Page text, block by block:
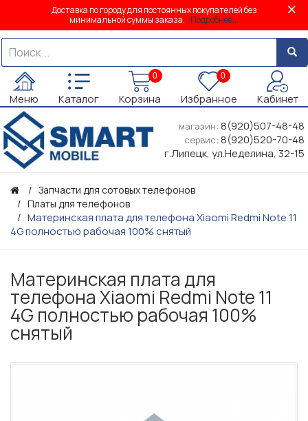
Доставка по городу для постоянных покупателей без
минимальной суммы заказа. Подробнее...
Меню Каталог
0
Корзина
0
Избранное Кабинет
магазин: 8(920)507-48-48
сервис: 8(920)520-70-48
г.Липецк, ул.Неделина, 32-15
Запчасти для сотовых телефонов
Платы для телефонов
Материнская плата для телефона Xiaomi Redmi Note 11
4G полностью рабочая 100% снятый
Материнская плата для
телефона Xiaomi Redmi Note 11
4G полностью рабочая 100%
снятый